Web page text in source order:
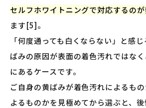
セルフホワイトニングで対応するの
ます[5]。
「何度通っても白くならない」と感
ばみの原因が表面の着色汚れではな
にあるケースです。
ご自身の黄ばみが着色汚れによるも
よるものかを見極めてから選ぶと、